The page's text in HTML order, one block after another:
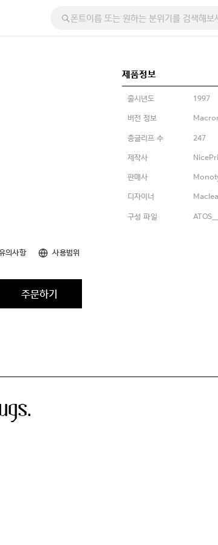
제품정보
출시년도 1997
버전 정보
총글리프 수 247
제작사
판매사
디자이너
구성 파일
의사항 사용범위
주문하기